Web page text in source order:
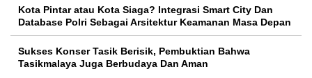
Kota Pintar atau Kota Siaga? Integrasi Smart City Dan
Database Polri Sebagai Arsitektur Keamanan Masa Depan
Sukses Konser Tasik Berisik, Pembuktian Bahwa
Tasikmalaya Juga Berbudaya Dan Aman